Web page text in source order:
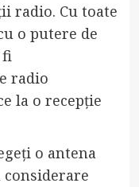
radio. Cu toate
o putere de
fi
radio
la o recepție
o antena